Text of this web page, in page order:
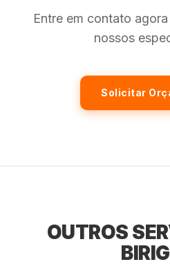
Entre em contato
nossos
Solicitar
OUTROS